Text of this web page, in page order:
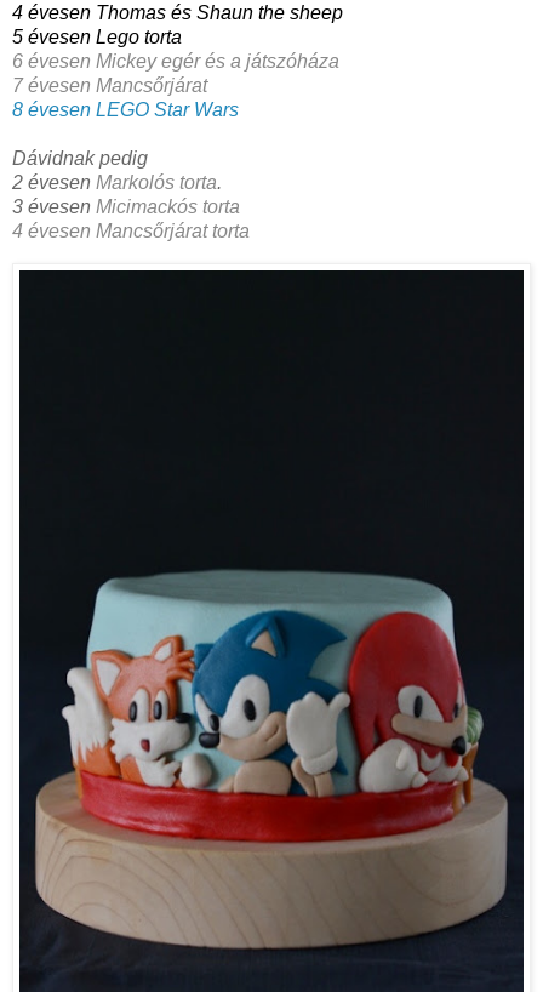
4 évesen Thomas és Shaun the sheep
5 évesen Lego torta
6 évesen Mickey egér és a játszóháza
7 évesen Mancsőrjárat
8 évesen LEGO Star Wars
Dávidnak pedig
2 évesen Markolós torta.
3 évesen Micimackós torta
4 évesen Mancsőrjárat torta